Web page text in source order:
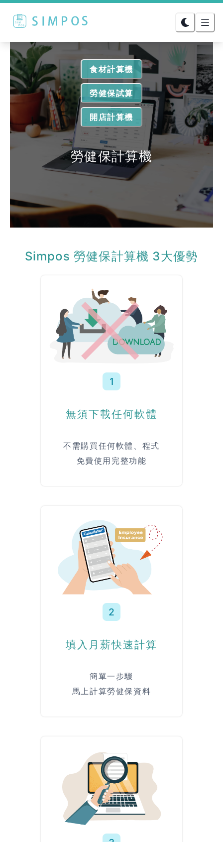
食材計算機
勞健保試算
開店計算機
勞健保計算機
Simpos 勞健保計算機 3大優勢
1
無須下載任何軟體
不需購買任何軟體、程式
免費使用完整功能
2
填入月薪快速計算
簡單一步驟
馬上計算勞健保資料